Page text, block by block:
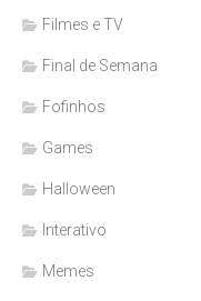
Filmes e TV
Final de Semana
Fofinhos
Games
Halloween
Interativo
Memes